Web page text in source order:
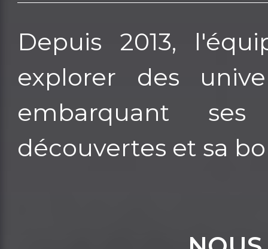
Depuis 2013,
explorer des
embarquant
découvertes et sa